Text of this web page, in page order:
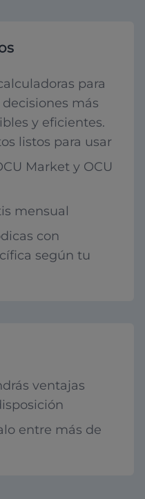
para
más
y eficientes.
listos para usar
Market y OCU
mensual
con
según tu
ventajas
entre más de